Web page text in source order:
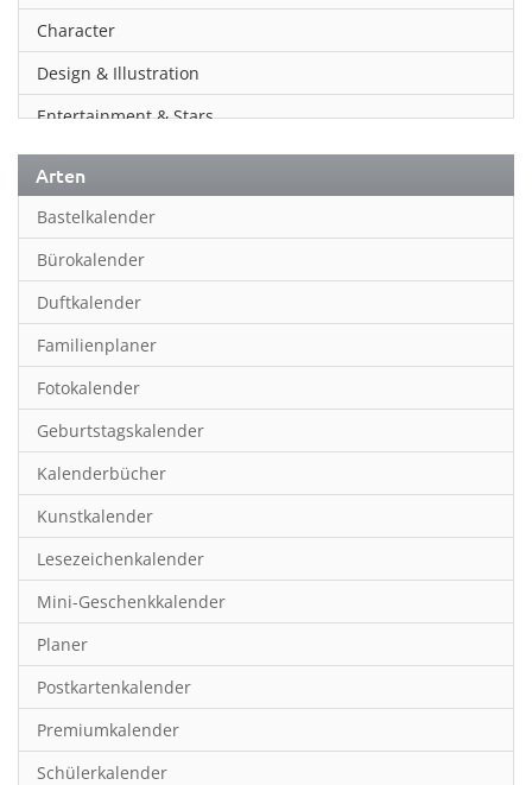
Character
Design & Illustration
Entertainment & Stars
Erotik
Essen & Trinken
Familienplaner
Fantasy
Film
Fotokunst
Frauen
Fußball
Gaming
Geburtstagskalender
Geschichte
Hobby & Basteln
Humor & Cartoon
Inspiration & Entspannung
Inspiration & Spiritualität
Arten
Bastelkalender
Bürokalender
Duftkalender
Familienplaner
Fotokalender
Geburtstagskalender
Kalenderbücher
Kunstkalender
Lesezeichenkalender
Mini-Geschenkkalender
Planer
Postkartenkalender
Premiumkalender
Schülerkalender